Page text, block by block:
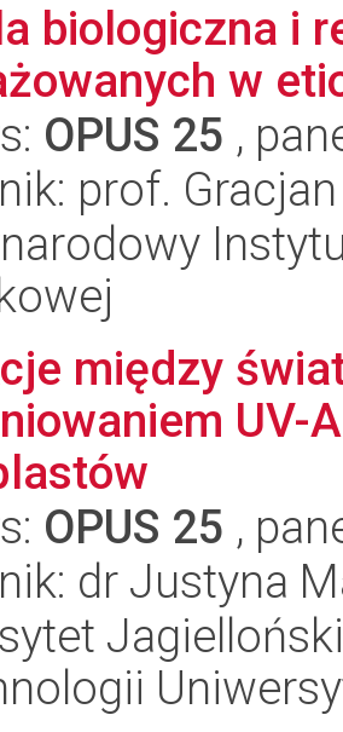
biologiczna i
w
OPUS 25 ,
prof.
między
UV-
OPUS 25 ,
dr Justyna